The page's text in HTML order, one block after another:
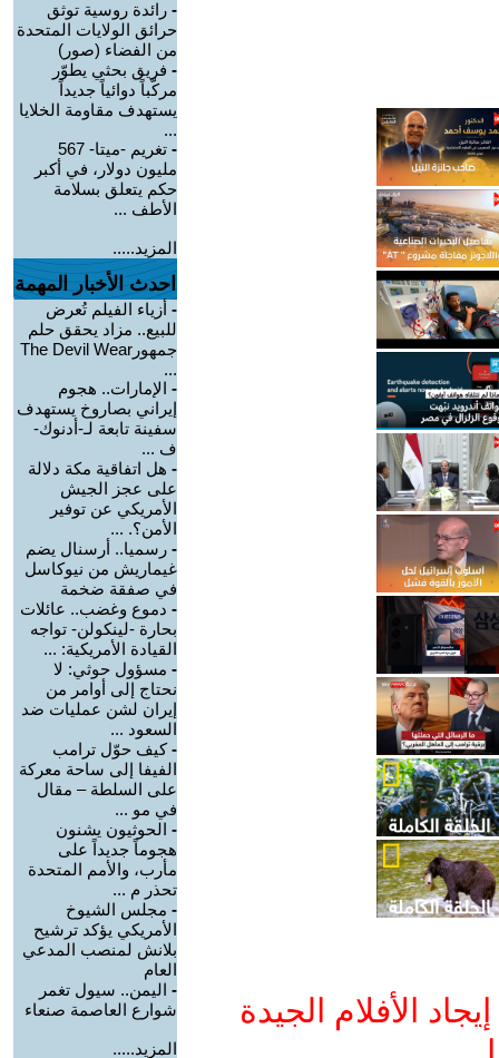
الأفلام الجيدة
- رائدة روسية توثق
حرائق الولايات المتحدة
من الفضاء (صور)
- فريق بحثي يطوّر
مركّباً دوائياً جديداً
يستهدف مقاومة الخلايا
...
-
تغريم -ميتا- 567
مليون دولار، في أكبر
حكم يتعلق بسلامة
الأطف ...
المزيد.....
احدث الأخبار المهمة
- أزياء الفيلم تُعرض
للبيع.. مزاد يحقق حلم
جمهورThe Devil Wear
...
- الإمارات.. هجوم
إيراني بصاروخ يستهدف
سفينة تابعة لـ-أدنوك-
ف ...
- هل اتفاقية مكة دلالة
على عجز الجيش
الأمريكي عن توفير
الأمن؟. ...
- رسميا.. أرسنال يضم
غيماريش من نيوكاسل
في صفقة ضخمة
- دموع وغضب.. عائلات
بحارة -لينكولن- تواجه
القيادة الأمريكية: ...
- مسؤول حوثي: لا
نحتاج إلى أوامر من
إيران لشن عمليات ضد
السعود ...
-كيف حوّل ترامب
الفيفا إلى ساحة معركة
على السلطة – مقال
في مو ...
- الحوثيون يشنون
هجوماً جديداً على
مأرب، والأمم المتحدة
تحذر م ...
- مجلس الشيوخ
الأمريكي يؤكد ترشيح
بلانش لمنصب المدعي
العام
- اليمن.. سيول تغمر
شوارع العاصمة صنعاء
المزيد.....